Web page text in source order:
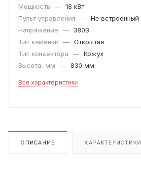
Мощность — 18 кВт
Пульт управления
— Не встроенный
Напряжение
—
380В
Тип каменки
— Открытая
Тип конвектора
— Кожух
Высота, мм
— 830 мм
Все характеристики
ОПИСАНИЕ ХАРАКТЕРИСТИКИ